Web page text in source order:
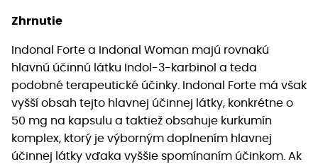
Zhrnutie
Indonal Forte a Indonal Woman majú rovnakú
hlavnú účinnú látku Indol-3-karbinol a teda
podobné terapeutické účinky. Indonal Forte má však
vyšší obsah tejto hlavnej účinnej látky, konkrétne o
50 mg na kapsulu a taktiež obsahuje kurkumín
komplex, ktorý je výborným doplnením hlavnej
účinnej látky vďaka vyššie spomínaním účinkom. Ak